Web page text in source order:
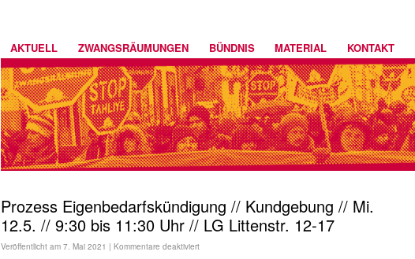
AKTUELL ZWANGSRÄUMUNGEN BÜNDNIS MATERIAL KONTAKT
Prozess Eigenbedarfskündigung // Kundgebung // Mi.
12.5. // 9:30 bis 11:30 Uhr // LG Littenstr. 12-17
Veröffentlicht am 7. Mai 2021 | Kommentare deaktiviert